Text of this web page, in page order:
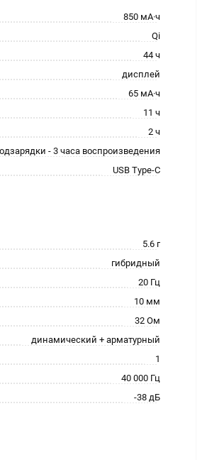
850 мА·ч
Qi
44 ч
дисплей
65 мА·ч
11 ч
2 ч
- 3 часа воспроизведения
USB Type-C
5.6 г
гибридный
20 Гц
10 мм
32 Ом
динамический + арматурный
1
40 000 Гц
-38 дБ